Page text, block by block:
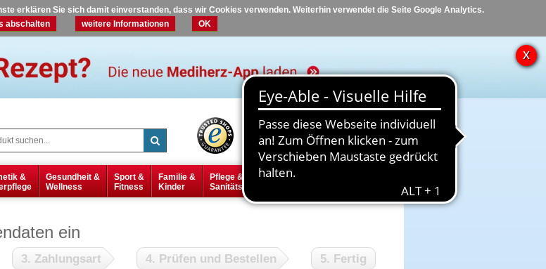
erklären Sie sich damit einverstanden, dass wir Cookies verwenden. Weiterhin verwendet die Seite Google Analytics.
abschalten
weitere Informationen OK
Hilfe Kontakt
&
Gesundheit &
Wellness
Sport &
Fitness
Familie &
Kinder
Pflege &
Sanitätsbedarf
Diabetes
ein
3. Zahlungsart 4. Prüfen und Bestellen 5. Fertig